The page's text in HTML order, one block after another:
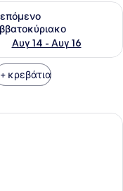
σαββατοκύριακο
Αυγ 14 - Αυγ 16
διαθεσιμότητας
κρεβάτια